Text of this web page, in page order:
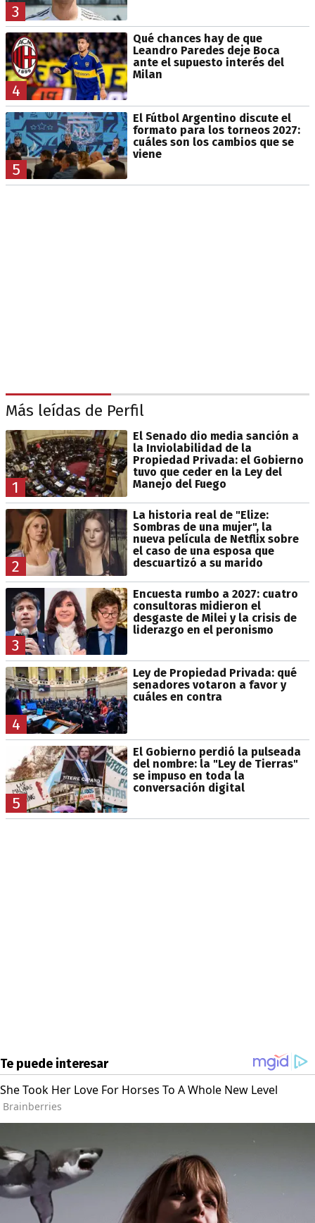
3
4
Qué chances hay de que
Leandro Paredes deje Boca
ante el supuesto interés del
Milan
5
El Fútbol Argentino discute el
formato para los torneos 2027:
cuáles son los cambios que se
viene
Más leídas de Perfil
1
El Senado dio media sanción a
la Inviolabilidad de la
Propiedad Privada: el Gobierno
tuvo que ceder en la Ley del
Manejo del Fuego
2
La historia real de "Elize:
Sombras de una mujer", la
nueva película de Netflix sobre
el caso de una esposa que
descuartizó a su marido
3
Encuesta rumbo a 2027: cuatro
consultoras midieron el
desgaste de Milei y la crisis de
liderazgo en el peronismo
4
Ley de Propiedad Privada: qué
senadores votaron a favor y
cuáles en contra
5
El Gobierno perdió la pulseada
del nombre: la "Ley de Tierras"
se impuso en toda la
conversación digital